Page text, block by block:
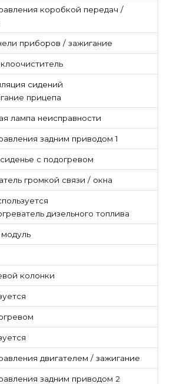
коробкой передач /
приборов / зажигание
сидений
прицепа
лампа неисправности
задним приводом 1
с подогревом
громкой связи / окна
дизельного топлива
колонки
двигателем / зажигание
задним приводом 2